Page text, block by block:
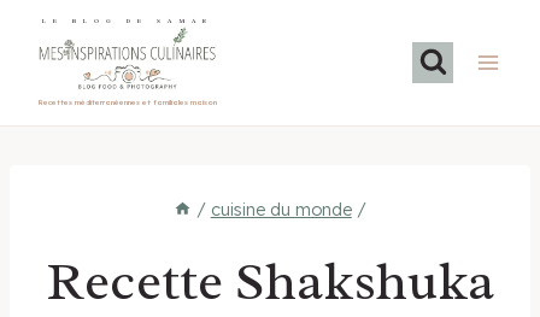
LE BLOG DE SAMAR
Recettes méditerranéennes et familiales maison
/ cuisine du monde /
Recette Shakshuka